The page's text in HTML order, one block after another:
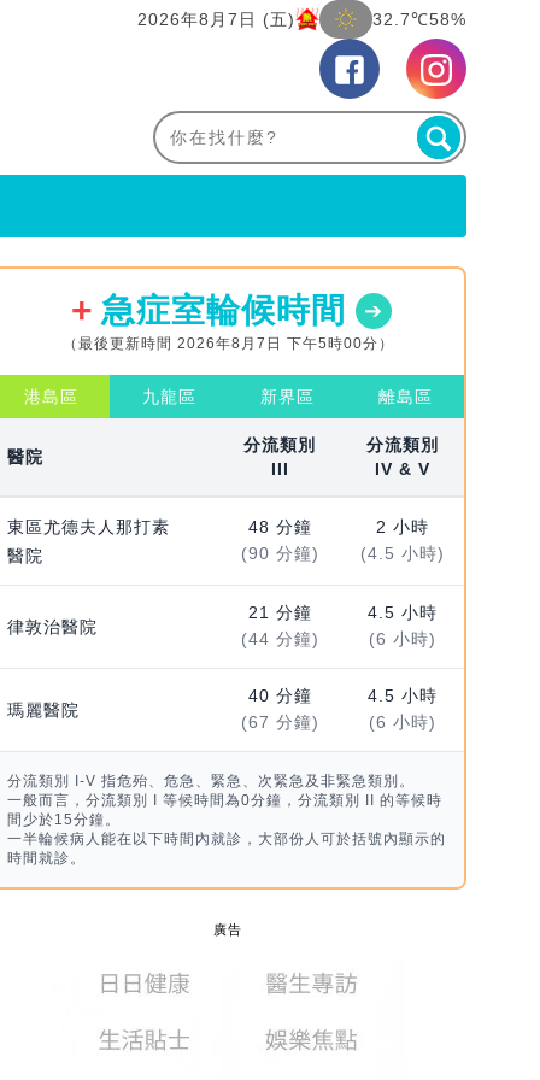
2026年8月7日 (五) 32.7℃58%
急症室輪候時間
（最後更新時間 2026年8月7日 下午5時00分）
港島區 九龍區 新界區 離島區
醫院
分流類別
III
分流類別
IV & V
東區尤德夫人那打素
醫院
48 分鐘
(90 分鐘)
2 小時
(4.5 小時)
律敦治醫院
21 分鐘
(44 分鐘)
4.5 小時
(6 小時)
瑪麗醫院
40 分鐘
(67 分鐘)
4.5 小時
(6 小時)
分流類別 I-V 指危殆、危急、緊急、次緊急及非緊急類別。
一般而言，分流類別 I 等候時間為0分鐘，分流類別 II 的等候時
間少於15分鐘。
一半輪候病人能在以下時間內就診，大部份人可於括號內顯示的
時間就診。
廣告